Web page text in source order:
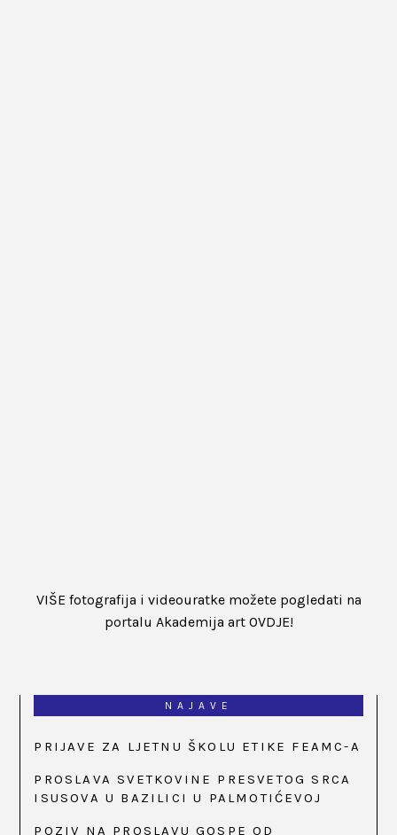
VIŠE fotografija i videouratke možete pogledati na
portalu Akademija art OVDJE!
NAJAVE
PRIJAVE ZA LJETNU ŠKOLU ETIKE FEAMC-A
PROSLAVA SVETKOVINE PRESVETOG SRCA
ISUSOVA U BAZILICI U PALMOTIĆEVOJ
POZIV NA PROSLAVU GOSPE OD